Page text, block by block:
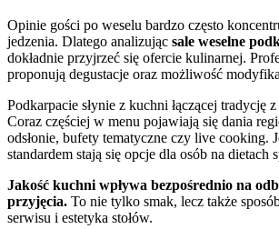
Opinie gości po weselu bardzo często
jedzenia. Dlatego analizując sale weselne
dokładnie przyjrzeć się ofercie kulinarnej.
proponują degustacje oraz możliwość
Podkarpacie słynie z kuchni łączącej tradycję
Coraz częściej w menu pojawiają się dania
odsłonie, bufety tematyczne czy live cooking.
standardem stają się opcje dla osób na dietach
Jakość kuchni wpływa bezpośrednio na
przyjęcia. To nie tylko smak, lecz także
serwisu i estetyka stołów.